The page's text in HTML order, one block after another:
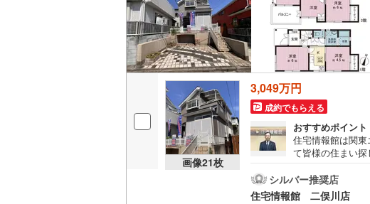
画像21枚
3,049万円
成約でもらえる
おすすめポイント
住宅情報館は関
て皆様の住まい
の試算やご購入
資金計画のアドバ
シルバー推奨店
住宅情報館 二俣川店
OsakaMetro堺筋線(
福岡市地下鉄空港線
私鉄・その他 札幌市電(0)
道南いさりび鉄道
阿武隈急行(0)
秋田内陸縦貫鉄道 (0)
いすみ鉄道(0)